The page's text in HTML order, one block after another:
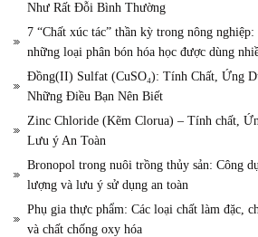
Như Rất Đỗi Bình Thường
7 “Chất xúc tác” thần kỳ trong nông nghiệp:
những loại phân bón hóa học được dùng
Đồng(II) Sulfat (CuSO₄): Tính Chất, Ứng
Những Điều Bạn Nên Biết
Zinc Chloride (Kẽm Clorua) – Tính chất,
Lưu ý An Toàn
Bronopol trong nuôi trồng thủy sản: Công
lượng và lưu ý sử dụng an toàn
Phụ gia thực phẩm: Các loại chất làm đặc,
và chất chống oxy hóa